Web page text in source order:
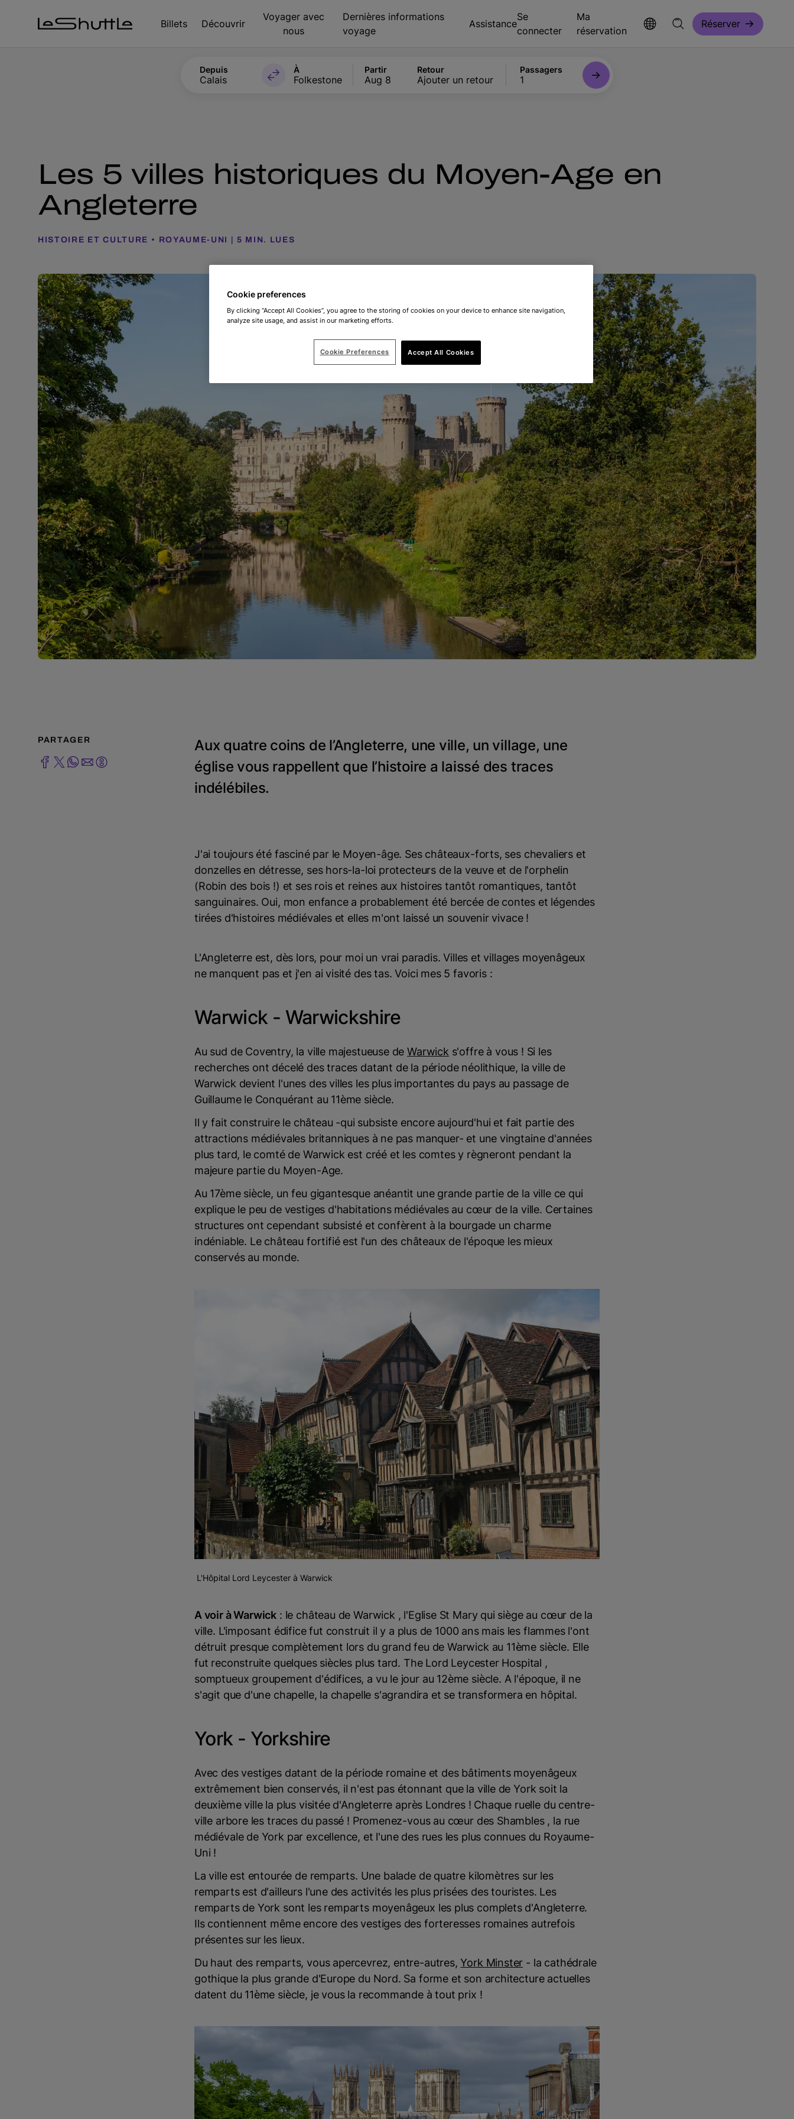
Billets
Découvrir
Voyager avec
nous
Dernières informations
voyage
Assistance
Se
connecter
Ma
réservation
Réserver
Depuis
Calais
À
Folkestone
Partir
Aug 8
Retour
Ajouter un retour
Passagers
1
Les 5 villes historiques du Moyen-Age en
Angleterre
HISTOIRE ET CULTURE ROYAUME-UNI 5 MIN. LUES
PARTAGER
Aux quatre coins de l’Angleterre, une ville, un village, une
église vous rappellent que l’histoire a laissé des traces
indélébiles.
J'ai toujours été fasciné par le Moyen-âge. Ses châteaux-forts, ses chevaliers et
donzelles en détresse, ses hors-la-loi protecteurs de la veuve et de l'orphelin
(Robin des bois !) et ses rois et reines aux histoires tantôt romantiques, tantôt
sanguinaires. Oui, mon enfance a probablement été bercée de contes et légendes
tirées d'histoires médiévales et elles m'ont laissé un souvenir vivace !
L'Angleterre est, dès lors, pour moi un vrai paradis. Villes et villages moyenâgeux
ne manquent pas et j'en ai visité des tas. Voici mes 5 favoris :
Warwick - Warwickshire
Au sud de Coventry, la ville majestueuse deWarwick s'offre à vous ! Si les
recherches ont décelé des traces datant de la période néolithique, la ville de
Warwick devient l'unes des villes les plus importantes du pays au passage de
Guillaume le Conquérant au 11ème siècle.
Il y fait construire le château -qui subsiste encore aujourd'hui et fait partie des
attractions médiévales britanniques à ne pas manquer- et une vingtaine d'années
plus tard, le comté de Warwick est créé et les comtes y règneront pendant la
majeure partie du Moyen-Age.
Au 17ème siècle, un feu gigantesque anéantit une grande partie de la ville ce qui
explique le peu de vestiges d'habitations médiévales au cœur de la ville. Certaines
structures ont cependant subsisté et confèrent à la bourgade un charme
indéniable. Le château fortifié est l'un des châteaux de l'époque les mieux
conservés au monde.
L'Hôpital Lord Leycester à Warwick
A voir à Warwick : le château de Warwick , l'Eglise St Mary qui siège au cœur de la
ville. L'imposant édifice fut construit il y a plus de 1000 ans mais les flammes l'ont
détruit presque complètement lors du grand feu de Warwick au 11ème siècle. Elle
fut reconstruite quelques siècles plus tard. The Lord Leycester Hospital ,
somptueux groupement d'édifices, a vu le jour au 12ème siècle. A l'époque, il ne
s'agit que d'une chapelle, la chapelle s'agrandira et se transformera en hôpital.
York - Yorkshire
Avec des vestiges datant de la période romaine et des bâtiments moyenâgeux
extrêmement bien conservés, il n'est pas étonnant que la ville de York soit la
deuxième ville la plus visitée d'Angleterre après Londres ! Chaque ruelle du centre-
ville arbore les traces du passé ! Promenez-vous au cœur des Shambles , la rue
médiévale de York par excellence, et l'une des rues les plus connues du Royaume-
Uni !
La ville est entourée de remparts. Une balade de quatre kilomètres sur les
remparts est d'ailleurs l'une des activités les plus prisées des touristes. Les
remparts de York sont les remparts moyenâgeux les plus complets d'Angleterre.
Ils contiennent même encore des vestiges des forteresses romaines autrefois
présentes sur les lieux.
Du haut des remparts, vous apercevrez, entre-autres,York Minster - la cathédrale
gothique la plus grande d'Europe du Nord. Sa forme et son architecture actuelles
datent du 11ème siècle, je vous la recommande à tout prix !
Cookie preferences
By clicking “Accept All Cookies”, you agree to the storing of cookies on your device to enhance site navigation,
analyze site usage, and assist in our marketing efforts.
Accept All Cookies
Cookie Preferences